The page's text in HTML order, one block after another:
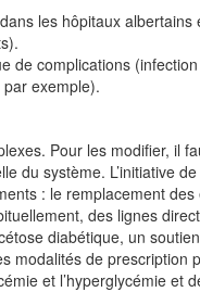
les hôpitaux
de complications
exemple).
Pour les modifier, il
du système. L’initiative
: le remplacement
des lignes
diabétique, un
modalités de prescription
et l’hyperglycémie et